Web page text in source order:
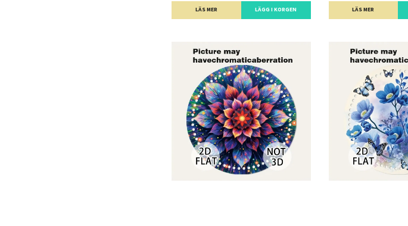
LÄS MER LÄGG I KORGEN LÄS MER